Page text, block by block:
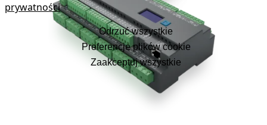
prywatności
Odrzuć wszystkie
Preferencje plików cookie
Zaakceptuj wszystkie